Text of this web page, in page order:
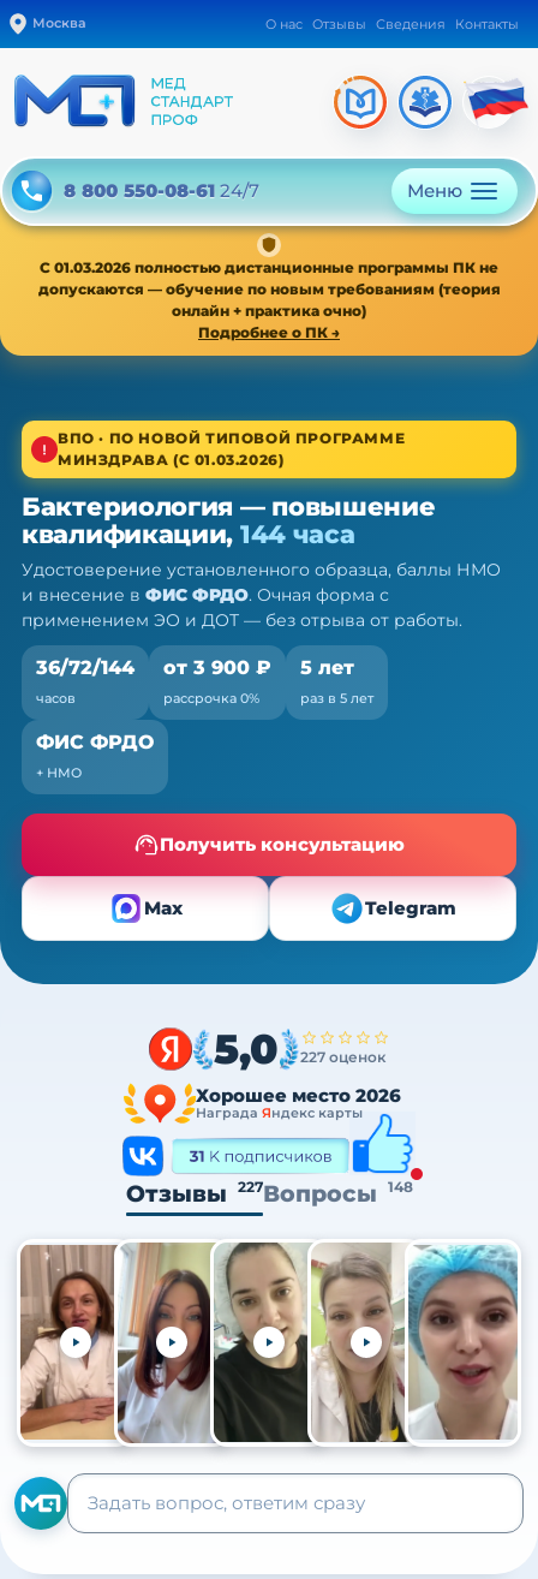
Москва О нас Отзывы Сведения Контакты
8 800 550-08-61 24/7 Меню
С 01.03.2026 полностью дистанционные программы ПК не
допускаются — обучение по новым требованиям (теория
онлайн + практика очно)
Подробнее о ПК →
Высшее звено · новая типовая программа
Бактериология — ПК, 36/72/144 ч
Очно (практика) + теория онлайн, без отрыва от
работы
ВПО · ПО НОВОЙ ТИПОВОЙ ПРОГРАММЕ
МИНЗДРАВА (С 01.03.2026)
Бактериология — повышение
квалификации, 144 часа
Удостоверение установленного образца, баллы НМО
и внесение в ФИС ФРДО. Очная форма с
применением ЭО и ДОТ — без отрыва от работы.
36/72/144
часов
от 3 900 ₽
рассрочка 0%
5 лет
раз в 5 лет
ФИС ФРДО
+ НМО
Получить консультацию
Max Telegram
5,0 227 оценок
Хорошее место 2026
Награда Яндекс карты
Отзывы 227Вопросы 148
+105